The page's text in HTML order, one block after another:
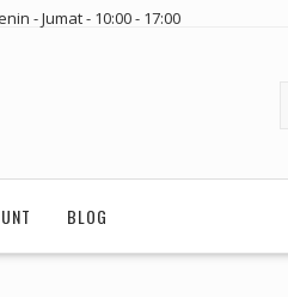
- Jumat - 10:00 - 17:00
BLOG